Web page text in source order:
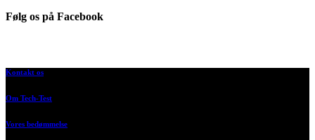
Følg os på Facebook
Kontakt os
Om Tech-Test
Vores bedømmelse